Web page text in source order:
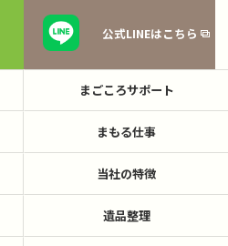
公式LINEはこちら
まごころサポート
まもる仕事
当社の特徴
遺品整理